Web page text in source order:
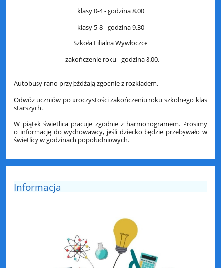
klasy 0-4 - godzina 8.00
klasy 5-8 - godzina 9.30
Szkoła Filialna Wywłoczce
- zakończenie roku - godzina 8.00.
Autobusy rano przyjeżdżają zgodnie z rozkładem.
Odwóz uczniów po uroczystości zakończeniu roku szkolnego klas
starszych.
W piątek świetlica pracuje zgodnie z harmonogramem. Prosimy
o informację do wychowawcy, jeśli dziecko będzie przebywało w
świetlicy w godzinach popołudniowych.
Informacja